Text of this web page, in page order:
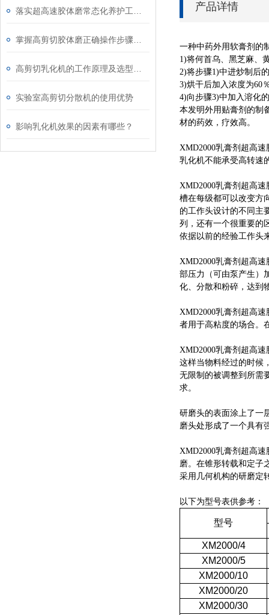
实验室高剪切分散机的使用优势
影响乳化机效果的因素有哪些？
产品详情
一种中药外用软膏剂的
1)将何首乌、黑芝麻、
2)将步骤1)中进炒制后
3)烘干后加入浓度为60
4)向步骤3)中加入溶化
本发明外用贴膏剂的制
材的药效，疗效高。
XMD2000乳膏剂超高
乳化机不能承受高转速
XMD2000乳膏剂超高
槽在每级都可以改变方
的工作头设计的不同主
列，还有一个很重要的
依据以前的经验工作头
XMD2000乳膏剂超高
部压力（可由泵产生）
化、分散和粉碎，达到
XMD2000乳膏剂超高
者用于高粘度的场合。
XMD2000乳膏剂超高
这样当物料经过的时候
无限制的被调整到所需
求。
研磨头的表面涂上了一
磨头处形成了一个具有
XMD2000乳膏剂超高
磨。在锥形转载和定子
采用几何机构的研磨定
以下为型号表供参考：
型号
XM2000/4
XM2000/5
XM2000/10
XM2000/20
XM2000/30